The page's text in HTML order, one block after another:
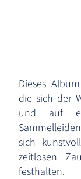
Dieses
die sich der
und auf
sich
zeitlosen
festhalten.